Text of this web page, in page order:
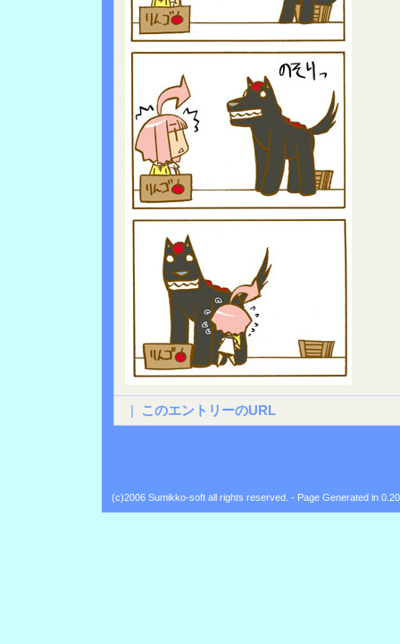
| このエントリーのURL
(c)2006 Sumikko-soft all rights reserved. - Page Generated in